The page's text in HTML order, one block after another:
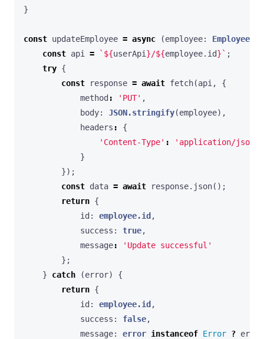
}
const updateEmployee = async (employee: Employee
const api = ` ${userApi }/${employee. id} ` ;
try {
const
response = await fetch(api ,
{
method : 'PUT' ,
body: JSON.stringify(employee),
headers :
{
'Content-Type' :
'application/json'
}
});
const data = await response. json();
return {
id : employee.id ,
success : true,
message:
'Update successful'
};
}
catch (error)
{
return {
id : employee.id ,
success : false,
message: error instanceof Error ? error